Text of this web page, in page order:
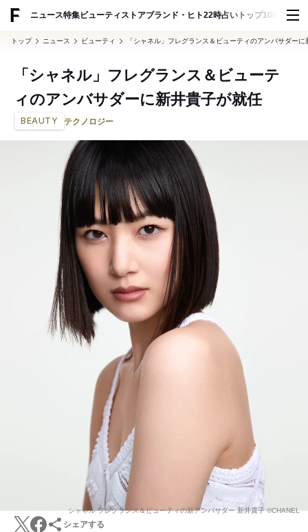
ニュース特集ビューティ ストアブランド・ヒト22時占い トップ100 スナッ
トップ ニュース ビューティ 「シャネル」フレグランス＆ビューティのアンバサダー
「シャネル」フレグランス＆ビューテ
ィのアンバサダーに新井貴子が就任
BEAUTY テクノロジー
シャネル フレグランス＆ビューティの新アンバサダー 新井貴子 ©︎CHANEL
シェアする